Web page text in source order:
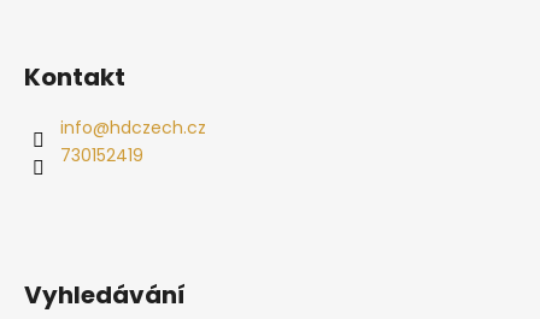
Kontakt
info@hdczech.cz
730152419
Vyhledávání